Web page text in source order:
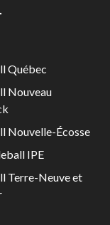
Québec
Nouveau
Nouvelle-Écosse
IPE
Terre-Neuve et